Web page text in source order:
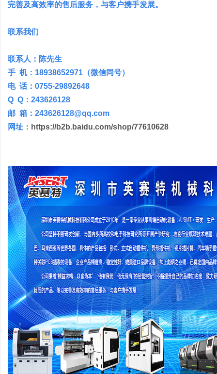
完善及高效率的售后服务，与客户携手发展。
联系我们
联系人：陈先生
手 机：18938652971（微信同号）
电 话：0755-29892648
Q Q：243626128
邮 箱：243626128@qq.com
网址： https://b2b.baidu.com/shop/77610628